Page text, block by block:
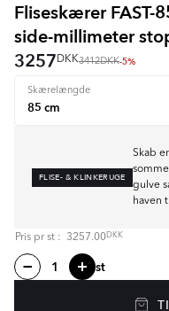
Fliseskærer FAST-
side-millimeter
3257 DKK3412DKK-5%
Skærelængde
FLISE- & KLINKERUGE
Skab
gulve
haven
Pris pr st : 3257.00DKK
st